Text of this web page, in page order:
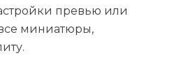
превью или
миниатюры,